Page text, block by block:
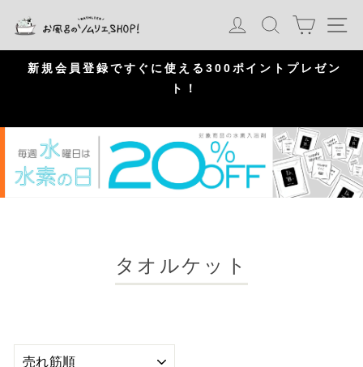
ログイン
検索 カート
P
e
新規会員登録ですぐに使える300ポイントプレゼン
ト！
タオルケット
並